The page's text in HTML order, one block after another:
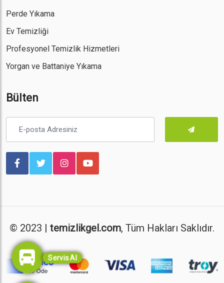
Perde Yıkama
Ev Temizliği
Profesyonel Temizlik Hizmetleri
Yorgan ve Battaniye Yıkama
Bülten
© 2023 | temizlikgel.com, Tüm Hakları Saklıdır.
Servis Al